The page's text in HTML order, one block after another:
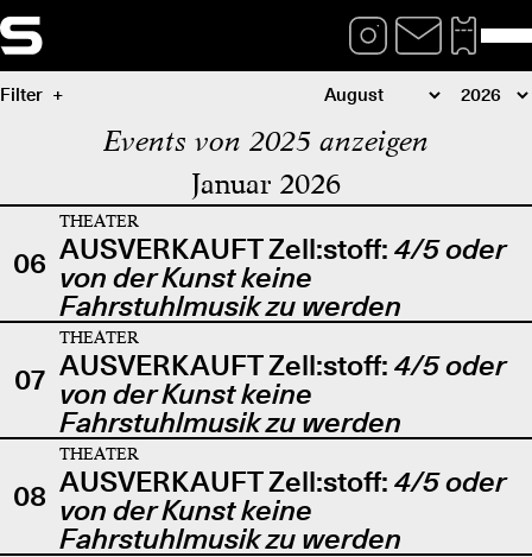
Filter
Events von 2025 anzeigen
Januar 2026
06
THEATER
AUSVERKAUFT Zell:stoff: 4/5 oder
von der Kunst keine
Fahrstuhlmusik zu werden
07
THEATER
AUSVERKAUFT Zell:stoff: 4/5 oder
von der Kunst keine
Fahrstuhlmusik zu werden
08
THEATER
AUSVERKAUFT Zell:stoff: 4/5 oder
von der Kunst keine
Fahrstuhlmusik zu werden